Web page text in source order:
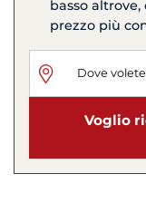
basso
prezzo più
Voglio